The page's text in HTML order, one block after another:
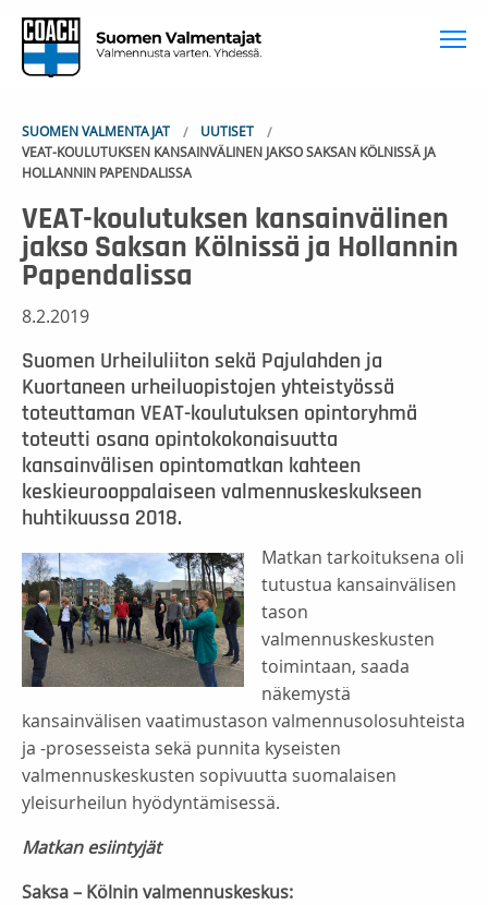
SUOMEN VALMENTAJAT
UUTISET
VEAT-KOULUTUKSEN KANSAINVÄLINEN JAKSO SAKSAN KÖLNISSÄ JA
HOLLANNIN PAPENDALISSA
VEAT-koulutuksen kansainvälinen
jakso Saksan Kölnissä ja Hollannin
Papendalissa
8.2.2019
Suomen Urheiluliiton sekä Pajulahden ja
Kuortaneen urheiluopistojen yhteistyössä
toteuttaman VEAT-koulutuksen opintoryhmä
toteutti osana opintokokonaisuutta
kansainvälisen opintomatkan kahteen
keskieurooppalaiseen valmennuskeskukseen
huhtikuussa 2018.
Matkan tarkoituksena oli
tutustua kansainvälisen
tason
valmennuskeskusten
toimintaan, saada
näkemystä
kansainvälisen vaatimustason valmennusolosuhteista
ja -prosesseista sekä punnita kyseisten
valmennuskeskusten sopivuutta suomalaisen
yleisurheilun hyödyntämisessä.
Matkan esiintyjät
Saksa – Kölnin valmennuskeskus: